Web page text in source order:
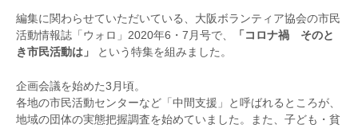
編集に関わらせていただいている、大阪ボランティア協会の市民
活動情報誌「ウォロ」2020年6・7月号で、
「コロナ禍 そのと
き市民活動は」
という特集を組みました。
企画会議を始めた3月頃。
各地の市民活動センターなど「中間支援」と呼ばれるところが、
地域の団体の実態把握調査を始めていました。また、子ども・貧